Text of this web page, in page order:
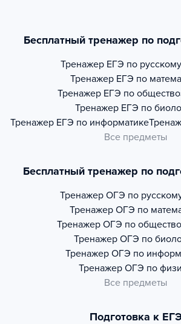
Бесплатный тренажер по
Тренажер ЕГЭ по
Тренажер ЕГЭ по
Тренажер ЕГЭ по
Тренажер ЕГЭ по
Тренажер ЕГЭ по информатике
Все предметы
Бесплатный тренажер по
Тренажер ОГЭ по
Тренажер ОГЭ по
Тренажер ОГЭ по
Тренажер ОГЭ по
Тренажер ОГЭ по
Тренажер ОГЭ по
Все предметы
Подготовка к